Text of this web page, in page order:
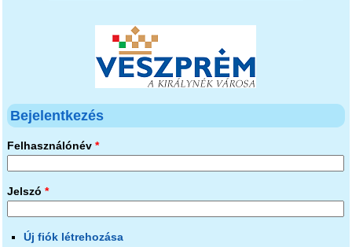
Bejelentkezés
Felhasználónév *
Jelszó *
Új fiók létrehozása